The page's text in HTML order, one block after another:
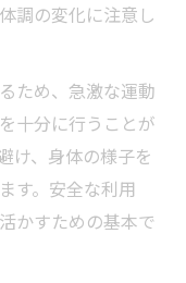
調の変化に注意し
ため、急激な運動
十分に行うことが
け、身体の様子を
す。安全な利用
かすための基本で